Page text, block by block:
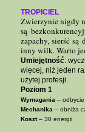
TROPICIEL
Zwierzynie nigdy
są
zapachy, sierść
inny wilk. Warto
Umiejętność:
więcej, niż jeden
użytej profesji.
Poziom 1
Wymagania –
Mechanika – obniża
Koszt– 30 energii